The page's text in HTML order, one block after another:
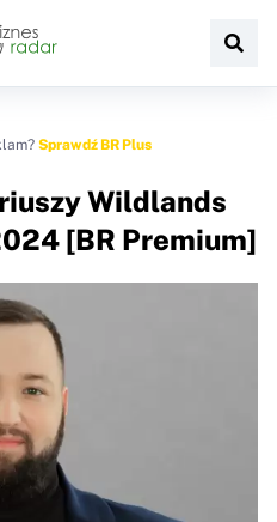
Sprawdź BR Plus
Wildlands
[BR Premium]